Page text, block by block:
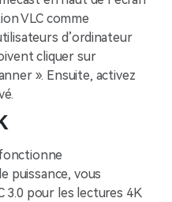
VLC comme
d’ordinateur
cliquer sur
». Ensuite, activez
puissance, vous
3.0 pour les lectures 4K